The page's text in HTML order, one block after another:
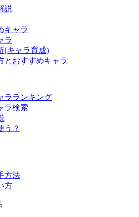
説
キャラ
ラ
(キャラ育成)
とおすすめキャラ
ラランキング
ラ検索
う？
方法
方